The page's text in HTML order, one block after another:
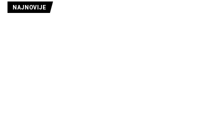
NAJNOVIJE